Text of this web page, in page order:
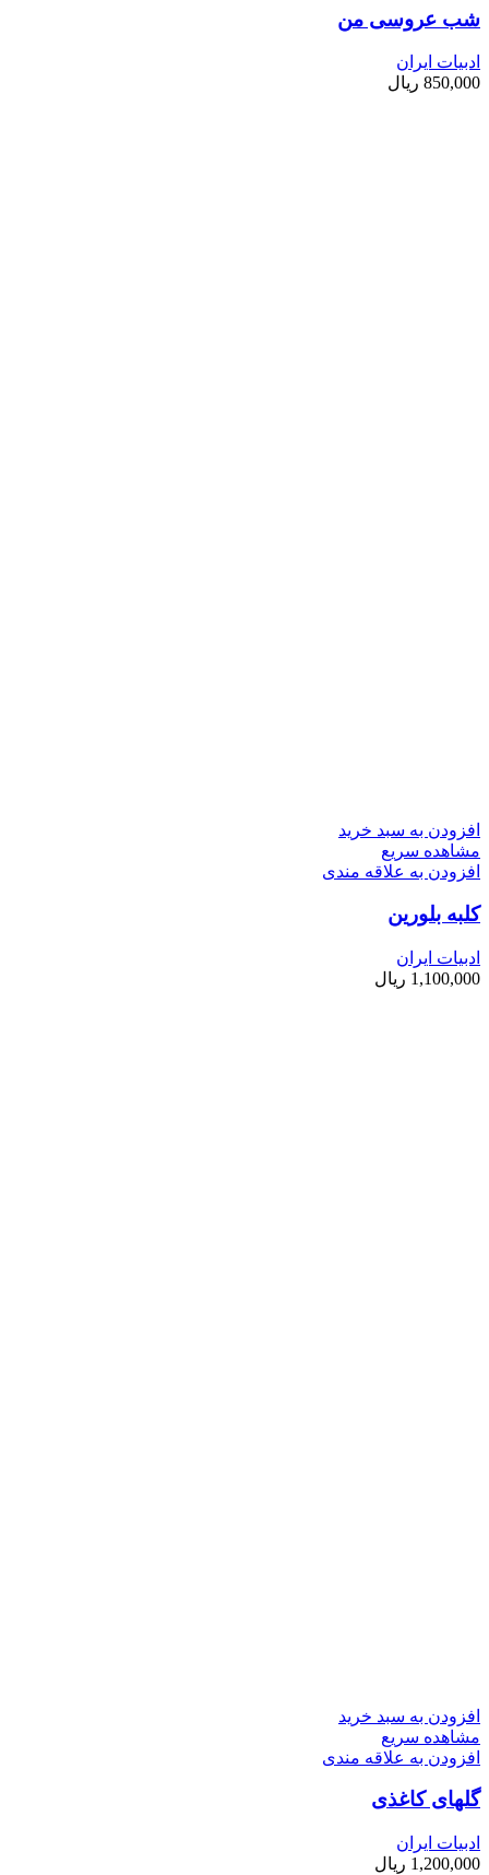
شب عروسی من
ادبیات ایران
850,000 ریال
افزودن به سبد خرید
مشاهده سریع
افزودن به علاقه مندی
کلبه بلورین
ادبیات ایران
1,100,000 ریال
افزودن به سبد خرید
مشاهده سریع
افزودن به علاقه مندی
گلهای کاغذی
ادبیات ایران
1,200,000 ریال